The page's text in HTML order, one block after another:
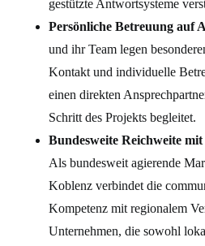
gestützte Antwortsysteme
Persönliche Betreuung auf
und ihr Team legen
Kontakt und individuelle
einen direkten
Schritt des Projekts begleitet.
Bundesweite Reichweite
Als bundesweit agierende
Koblenz verbindet die
Kompetenz mit regionalem
Unternehmen, die sowohl